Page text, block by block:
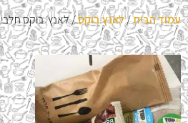
עמוד הבית/לאנץ בוקס/ לאנץ׳ בוקס חלבי